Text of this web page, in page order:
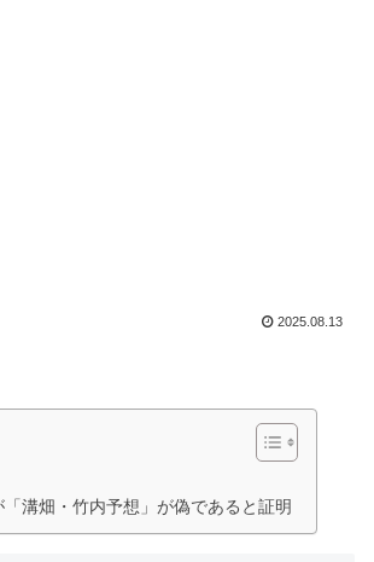
2025.08.13
溝畑・竹内予想」が偽であると証明